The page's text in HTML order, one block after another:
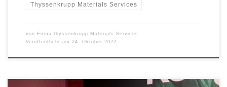
Thyssenkrupp Materials Services
von Firma thyssenkrupp Materials Services
Veröffentlicht am 24. Oktober 2022